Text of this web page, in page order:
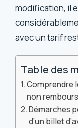
modification, il
avec un tarif
Table des
Comprendre
non
Démarches
d’un billet